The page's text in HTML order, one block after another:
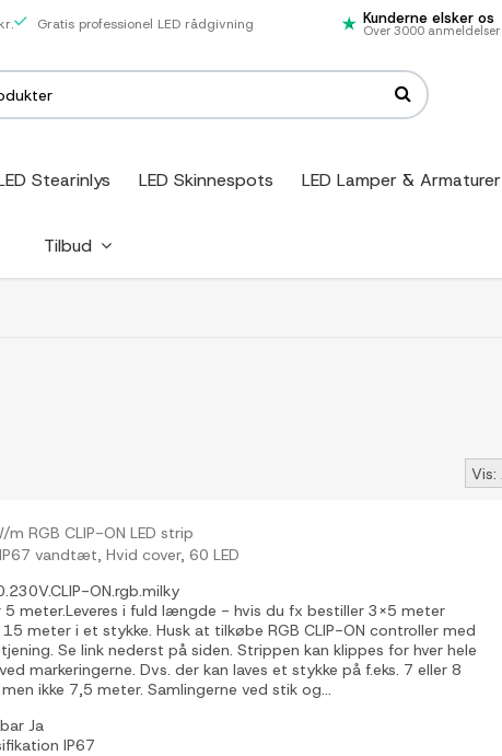
Gratis professionel LED rådgivning Kunderne elsker os
Over 3000 anmeldelser
Stearinlys LED Skinnespots LED Lamper & Armaturer
Tilbud
m RGB CLIP-ON LED strip
vandtæt, Hvid cover, 60 LED
ON.rgb.milky
5 meter.Leveres i fuld længde - hvis du fx bestiller 3x5 meter
15 meter i et stykke. Husk at tilkøbe RGB CLIP-ON controller med
Se link nederst på siden. Strippen kan klippes for hver hele
markeringerne. Dvs. der kan laves et stykke på f.eks. 7 eller 8
ikke 7,5 meter. Samlingerne ved stik og...
Ja
IP67